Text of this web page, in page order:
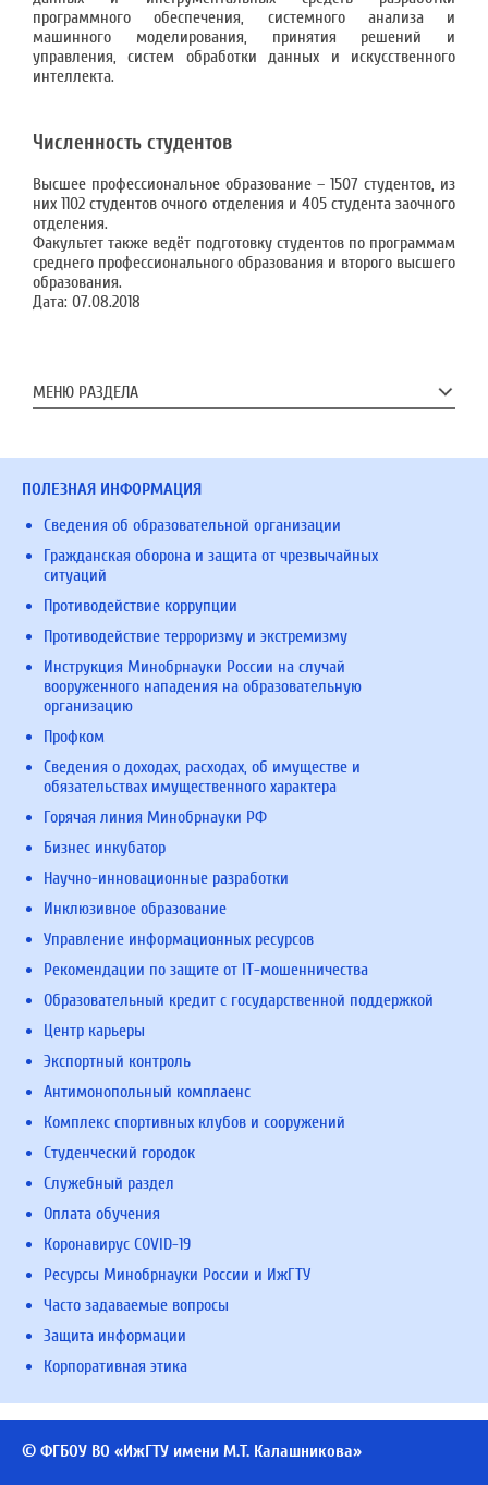
программного обеспечения, системного анализа и
машинного моделирования, принятия решений и
управления, систем обработки данных и искусственного
интеллекта.
Численность студентов
Высшее профессиональное образование – 1507 студентов, из
них 1102 студентов очного отделения и 405 студента заочного
отделения.
Факультет также ведёт подготовку студентов по программам
среднего профессионального образования и второго высшего
образования.
Дата: 07.08.2018
МЕНЮ РАЗДЕЛА
ПОЛЕЗНАЯ ИНФОРМАЦИЯ
Сведения об образовательной организации
Гражданская оборона и защита от чрезвычайных
ситуаций
Противодействие коррупции
Противодействие терроризму и экстремизму
Инструкция Минобрнауки России на случай
вооруженного нападения на образовательную
организацию
Профком
Сведения о доходах, расходах, об имуществе и
обязательствах имущественного характера
Горячая линия Минобрнауки РФ
Бизнес инкубатор
Научно-инновационные разработки
Инклюзивное образование
Управление информационных ресурсов
Рекомендации по защите от IT-мошенничества
Образовательный кредит с государственной поддержкой
Центр карьеры
Экспортный контроль
Антимонопольный комплаенс
Комплекс спортивных клубов и сооружений
Студенческий городок
Служебный раздел
Оплата обучения
Коронавирус COVID-19
Ресурсы Минобрнауки России и ИжГТУ
Часто задаваемые вопросы
Защита информации
Корпоративная этика
© ФГБОУ ВО «ИжГТУ имени М.Т. Калашникова»